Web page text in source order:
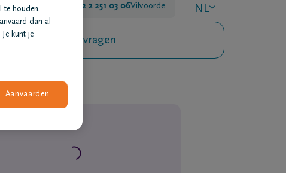
24u/24 +32 2 251 03 06Vilvoorde NL
Veelgestelde vragen
te houden.
dan al
kunt je
Aanvaarden